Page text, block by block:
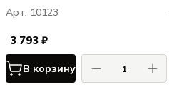
полипропилен, цвет ручки
желтый, Карбон / Carbon
Арт. 10123
3 793 ₽
В корзину